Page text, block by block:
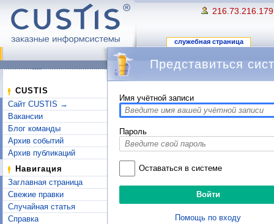
216.73.216.179
служебная страница
CUSTIS
Сайт CUSTIS →
Вакансии
Блог команды
Архив событий
Архив публикаций
Навигация
Заглавная страница
Свежие правки
Случайная статья
Справка
Представиться
Имя учётной записи
Пароль
Оставаться в системе
Помощь по входу